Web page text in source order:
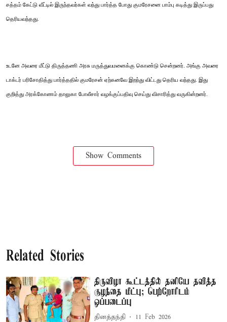
சத்தம் கேட்டு வீட்டில் இருந்தவர்கள் வந்து பார்த்த போது குமரேசனை பாம்பு கடித்து இருப்பது
தெரியவந்தது.
உடனே அவரை மீட்டு திருத்தணி அரசு மருத்துவமனைக்கு கொண்டு சென்றனர். அங்கு அவரை
டாக்டர் பரிசோதித்து பார்த்ததில் குமரேசன் ஏற்கனவே இறந்து விட்டது தெரிய வந்தது. இது
குறித்து அரக்கோணம் தாலுகா போலீசார் வழக்குப்பதிவு செய்து விசாரித்து வருகின்றனர்.
Show Comments
Related Stories
திருவிழா கூட்டத்தில் தனியே தவித்த
குழந்தை மீட்பு; பெற்றோரிடம்
ஒப்படைப்பு
தினத்தந்தி 11 Feb 2026